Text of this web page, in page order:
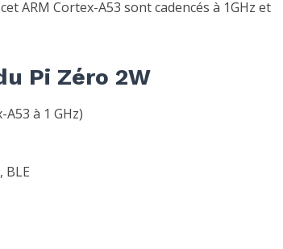
ARM Cortex-A53 sont cadencés à 1GHz et
Pi Zéro 2W
à 1 GHz)
BLE